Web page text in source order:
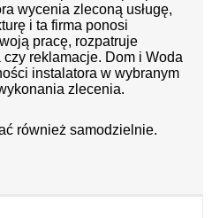
wycenia zleconą usługę,
i ta firma ponosi
pracę, rozpatruje
reklamacje. Dom i Woda
instalatora w wybranym
zlecenia.
również samodzielnie.